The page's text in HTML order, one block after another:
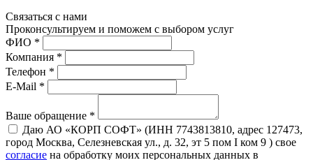
Связаться с нами
Проконсуль­тируем и поможем с выбором услуг
ФИО *
Компания *
Телефон *
E-Mail *
Ваше обращение *
Даю АО «КОРП СОФТ» (ИНН 7743813810, адрес 127473,
город Москва, Селезневская ул., д. 32, эт 5 пом I ком 9 ) свое
согласие на обработку моих персональных данных в